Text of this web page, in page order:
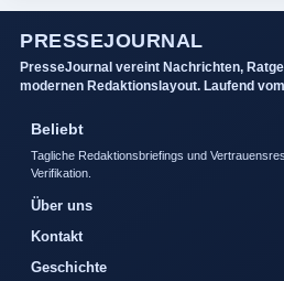
PRESSEJOURNAL
PresseJournal vereint Nachrichten,
modernen Redaktionslayout. Laufend
Beliebt
Tagliche Redaktionsbriefings und
Verifikation.
Über uns
Kontakt
Geschichte